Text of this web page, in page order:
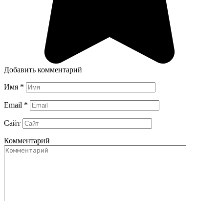
Добавить комментарий
Имя *
Email *
Сайт
Комментарий